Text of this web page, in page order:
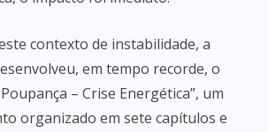
contexto de instabilidade, a
em tempo recorde, o
– Crise Energética”, um
organizado em sete capítulos e